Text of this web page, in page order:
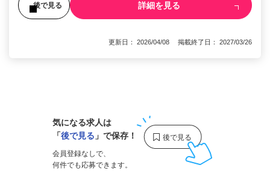
後で見る 詳細を見る
更新日： 2026/04/08 掲載終了日： 2027/03/26
気になる求人は
「後で見る 」で保存！
会員登録なしで、
何件でも応募できます。